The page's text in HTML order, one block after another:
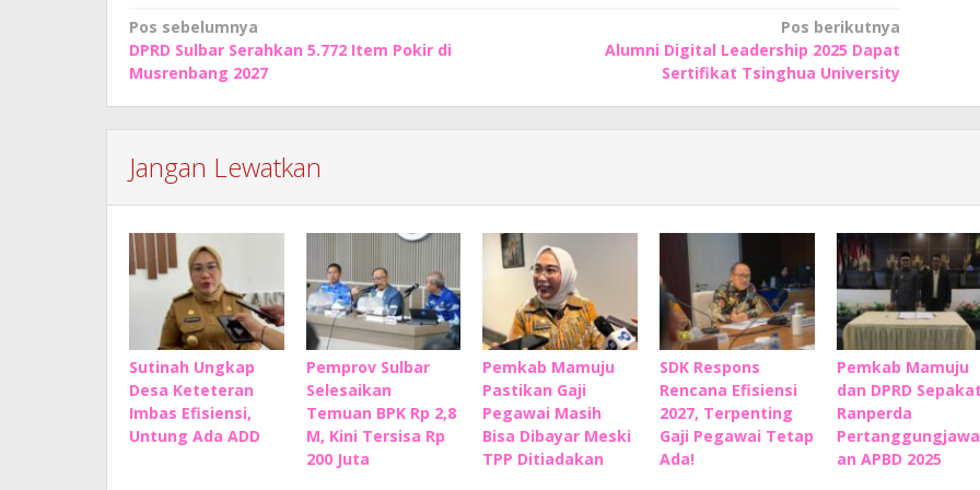
Navigasi
pos
Pos sebelumnya
DPRD Sulbar Serahkan 5.772 Item Pokir di
Musrenbang 2027
Pos berikutnya
Alumni Digital Leadership 2025 Dapat
Sertifikat Tsinghua University
Jangan Lewatkan
Sutinah Ungkap
Desa Keteteran
Imbas Efisiensi,
Untung Ada ADD
Pemprov Sulbar
Selesaikan
Temuan BPK Rp 2,8
M, Kini Tersisa Rp
200 Juta
Pemkab Mamuju
Pastikan Gaji
Pegawai Masih
Bisa Dibayar Meski
TPP Ditiadakan
SDK Respons
Rencana Efisiensi
2027, Terpenting
Gaji Pegawai Tetap
Ada!
Pemkab Mamuju
dan DPRD
Ranperda
an APBD 2025